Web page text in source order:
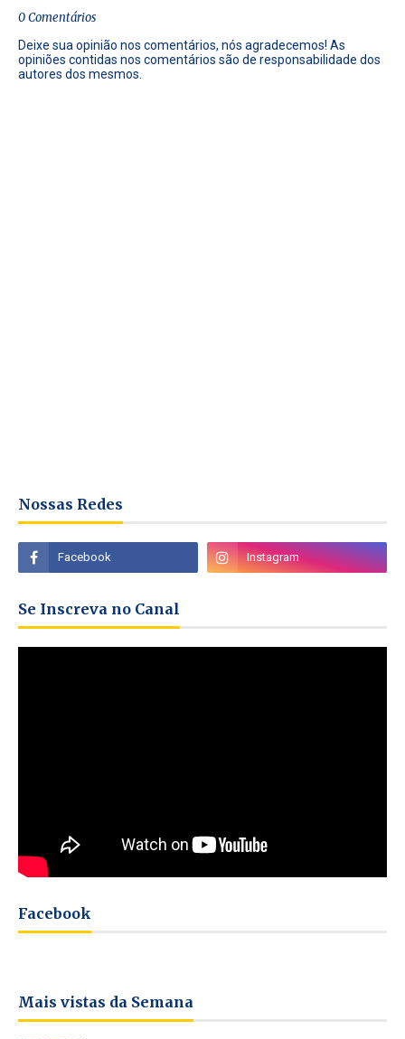
0 Comentários
Deixe sua opinião nos comentários, nós agradecemos! As
opiniões contidas nos comentários são de responsabilidade dos
autores dos mesmos.
Nossas Redes
Se Inscreva no Canal
Facebook
Mais vistas da Semana